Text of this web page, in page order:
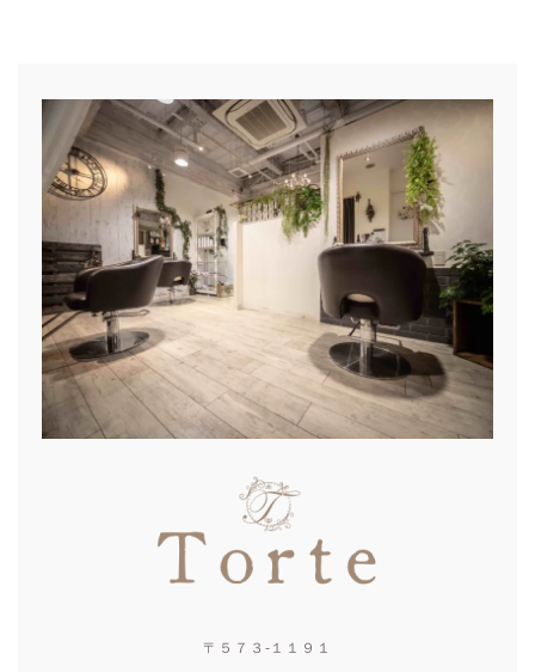
〒５７３-１１９１